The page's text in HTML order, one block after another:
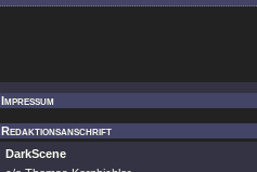
Impressum
Redaktionsanschrift
DarkScene